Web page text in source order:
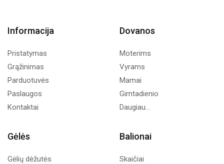
Informacija
Pristatymas
Grąžinimas
Parduotuvės
Paslaugos
Kontaktai
Dovanos
Moterims
Vyrams
Mamai
Gimtadienio
Daugiau...
Gėlės
Gėlių dėžutės
Balionai
Skaičiai